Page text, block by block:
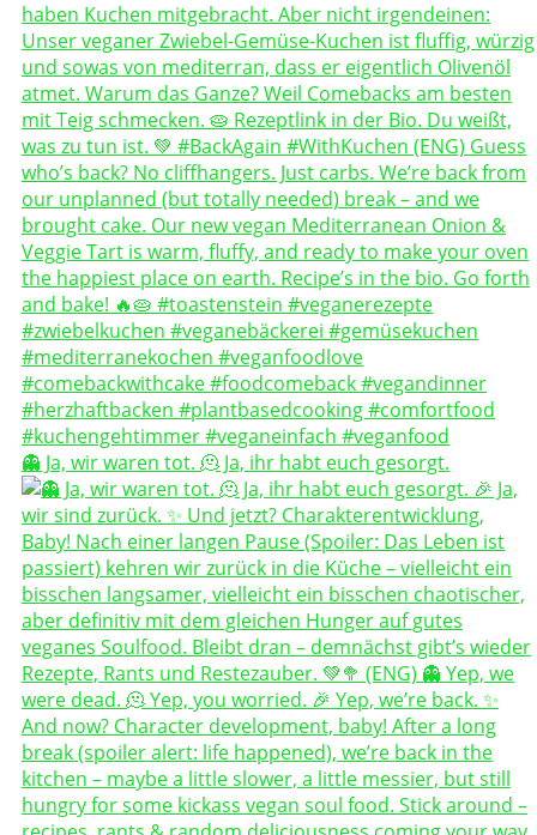
👻 Ja, wir waren tot. 🫠 Ja, ihr habt euch gesorgt.